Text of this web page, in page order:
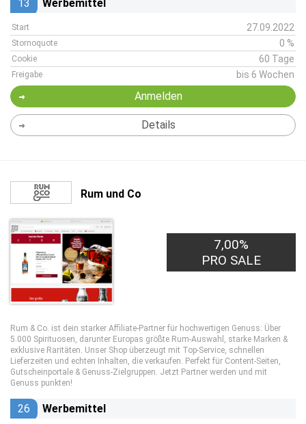
13 Werbemittel
Start 27.09.2022
Stornoquote 0 %
Cookie 60 Tage
Freigabe bis 6 Wochen
Anmelden
Details
Rum und Co
7,00%
PRO SALE
Rum & Co. ist dein starker Affiliate-Partner für hochwertigen Genuss: Über
5.000 Spirituosen, darunter Europas größte Rum-Auswahl, starke Marken &
exklusive Raritäten. Unser Shop überzeugt mit Top-Service, schnellen
Lieferzeiten und echten Inhalten, die verkaufen. Perfekt für Content-Seiten,
Gutscheinportale & Genuss-Zielgruppen. Jetzt Partner werden und mit
Genuss punkten!
26 Werbemittel